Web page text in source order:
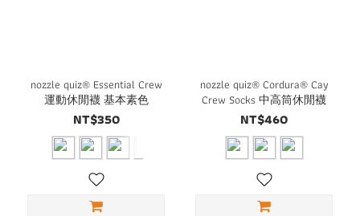
nozzle quiz® Essential Crew
運動休閒襪 基本素色
NT$350
nozzle quiz® Cordura® Cay
Crew Socks 中高筒休閒襪
NT$460